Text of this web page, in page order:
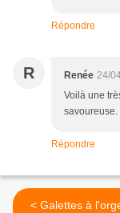
Répondre
R Renée 24/
Voilà une
Répondre
< Galettes à l'orge et aux